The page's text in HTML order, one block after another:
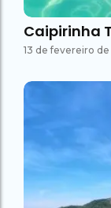
Caipirinha
13 de fevereiro